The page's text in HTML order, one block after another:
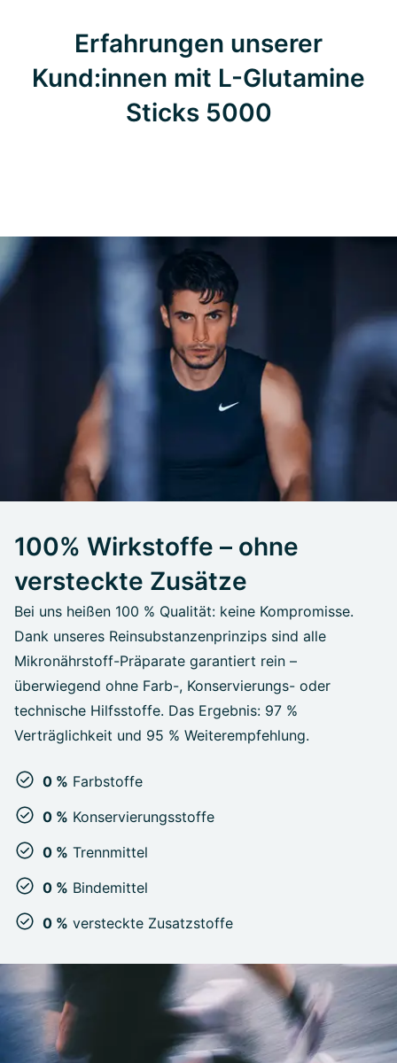
Erfahrungen unserer
Kund:innen mit L-Glutamine
Sticks 5000
100% Wirkstoffe – ohne
versteckte Zusätze
Bei uns heißen 100 % Qualität: keine Kompromisse.
Dank unseres Reinsubstanzenprinzips sind alle
Mikronährstoff-Präparate garantiert rein –
überwiegend ohne Farb-, Konservierungs- oder
technische Hilfsstoffe. Das Ergebnis: 97 %
Verträglichkeit und 95 % Weiterempfehlung.
0 % Farbstoffe
0 % Konservierungsstoffe
0 % Trennmittel
0 % Bindemittel
0 % versteckte Zusatzstoffe